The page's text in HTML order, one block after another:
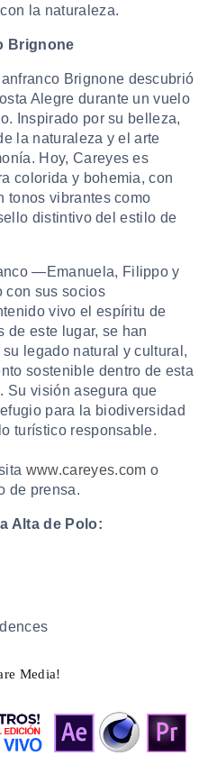
la naturaleza.
Brignone
Brignone descubrió
Alegre durante un vuelo
Inspirado por su belleza,
la naturaleza y el arte
Hoy, Careyes es
colorida y bohemia, con
tonos vibrantes como
distintivo del estilo de
—Emanuela, Filippo y
sus socios
vivo el espíritu de
de este lugar, se han
legado natural y cultural,
sostenible dentro de esta
Su visión asegura que
para la biodiversidad
turístico responsable.
www.careyes.com o
de prensa.
Alta de Polo:
Media!